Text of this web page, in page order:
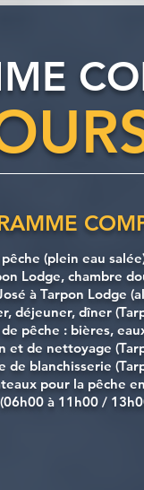
(plein eau
Lodge, chambre
à Tarpon Lodge
déjeuner, dîner
pêche : bières,
et de nettoyage
de blanchisserie
pour la pêche
à 11h00 /